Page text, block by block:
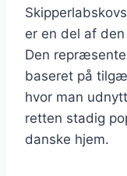
er en del af
Den
baseret på
hvor man
retten stadig
danske hjem.